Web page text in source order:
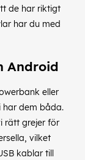
de har riktigt
har du med
Android
eller
har dem båda.
rätt grejer för
vilket
kablar till